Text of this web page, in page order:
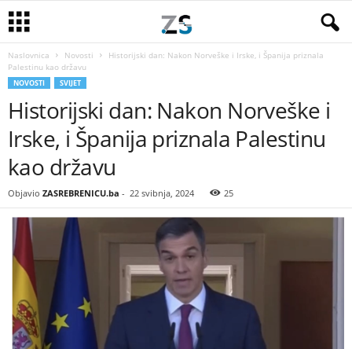
Naslovnica Novosti
Historijski dan: Nakon Norveške i Irske, i Španija priznala
Palestinu kao državu
NOVOSTI SVIJET
Historijski dan: Nakon Norveške i
Irske, i Španija priznala Palestinu
kao državu
Objavio ZASREBRENICU.ba - 22 svibnja, 2024 25